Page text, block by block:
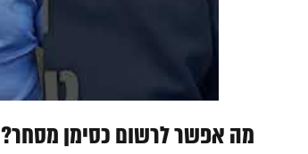
מה אפשר לרשום כסימן מסחר?